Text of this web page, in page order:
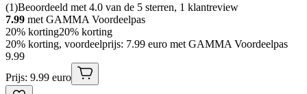
(1)Beoordeeld met 4.0 van de 5 sterren, 1 klantreview
7.99 met GAMMA Voordeelpas
20% korting20% korting
20% korting, voordeelprijs: 7.99 euro met GAMMA Voordeelpas
9.99
Prijs: 9.99 euro